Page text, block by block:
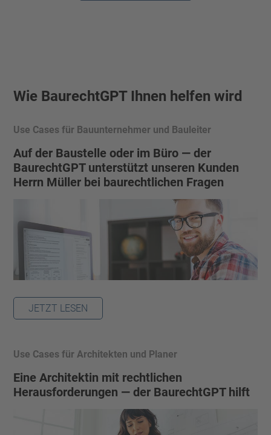
Wie BaurechtGPT Ihnen helfen wird
Use Cases für Bauunternehmer und Bauleiter
Auf der Baustelle oder im Büro — der
BaurechtGPT unterstützt unseren Kunden
Herrn Müller bei baurechtlichen Fragen
JETZT LESEN
Use Cases für Architekten und Planer
Eine Architektin mit rechtlichen
Herausforderungen — der BaurechtGPT hilft